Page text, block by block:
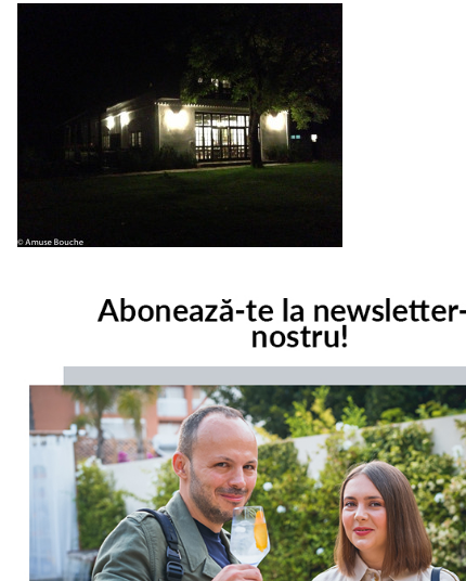
Câmpurile obligatorii sunt marcate cu*